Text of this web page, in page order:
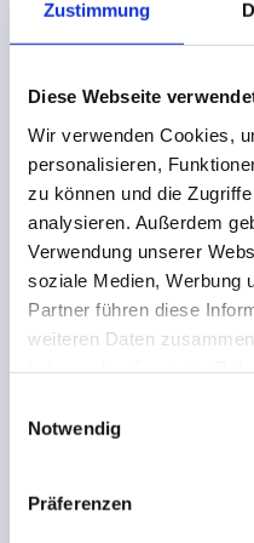
Zustimmung
Diese Webseite
Wir verwenden Cookies,
personalisieren,
zu können und die
analysieren. Außerdem
Verwendung unserer
soziale Medien, Werbung
Partner führen diese
weiteren Daten
Notwendig
Präferenzen
abwechslungsreiche Arbeit,
Beratungsportfolio von
entschieden habe.
„Schon vom
ich gemerkt,
der Umgang
Wesentlicher Bestandteil
die anstehenden Aufgaben
Dringlichkeit – meist mit